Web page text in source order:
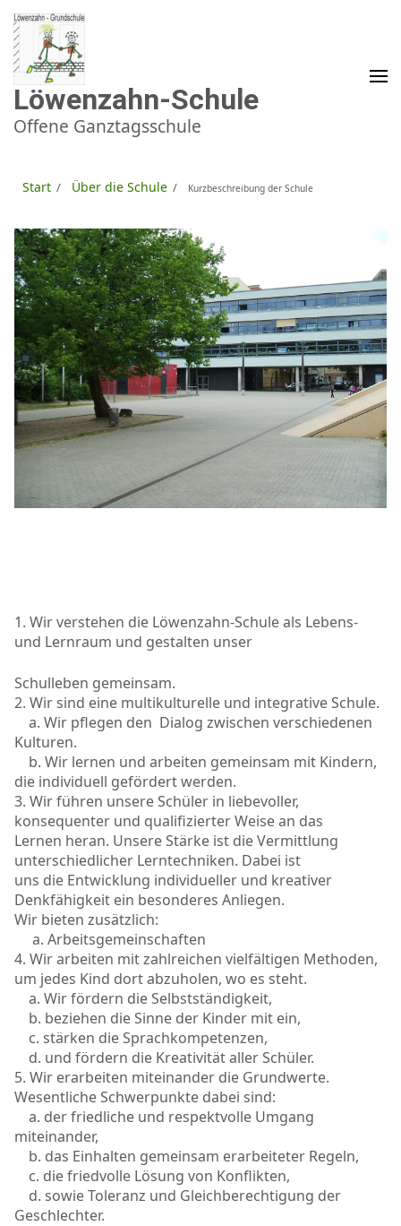
Zum
Inhalt
springen
(Enter
drücken)
Löwenzahn-Schule
Offene Ganztagsschule
Start / Über die Schule / Kurzbeschreibung der Schule
1. Wir verstehen die Löwenzahn-Schule als Lebens-
und Lernraum und gestalten unser
Schulleben gemeinsam.
2. Wir sind eine multikulturelle und integrative Schule.
a. Wir pflegen den Dialog zwischen verschiedenen
Kulturen.
b. Wir lernen und arbeiten gemeinsam mit Kindern,
die individuell gefördert werden.
3. Wir führen unsere Schüler in liebevoller,
konsequenter und qualifizierter Weise an das
Lernen heran. Unsere Stärke ist die Vermittlung
unterschiedlicher Lerntechniken. Dabei ist
uns die Entwicklung individueller und kreativer
Denkfähigkeit ein besonderes Anliegen.
Wir bieten zusätzlich:
a. Arbeitsgemeinschaften
4. Wir arbeiten mit zahlreichen vielfältigen Methoden,
um jedes Kind dort abzuholen, wo es steht.
a. Wir fördern die Selbstständigkeit,
b. beziehen die Sinne der Kinder mit ein,
c. stärken die Sprachkompetenzen,
d. und fördern die Kreativität aller Schüler.
5. Wir erarbeiten miteinander die Grundwerte.
Wesentliche Schwerpunkte dabei sind:
a. der friedliche und respektvolle Umgang
miteinander,
b. das Einhalten gemeinsam erarbeiteter Regeln,
c. die friedvolle Lösung von Konflikten,
d. sowie Toleranz und Gleichberechtigung der
Geschlechter.